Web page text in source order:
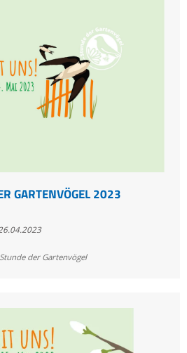
GARTENVÖGEL 2023
Stunde der Gartenvögel